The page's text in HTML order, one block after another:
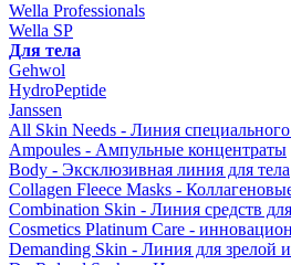
Wella Professionals
Wella SP
Для тела
Gehwol
HydroPeptide
Janssen
All Skin Needs - Линия специального
Ampoules - Ампульные концентраты
Body - Эксклюзивная линия для тела
Collagen Fleece Masks -
Combination Skin - Линия средств
Cosmetics Platinum Care -
Demanding Skin - Линия для зрелой